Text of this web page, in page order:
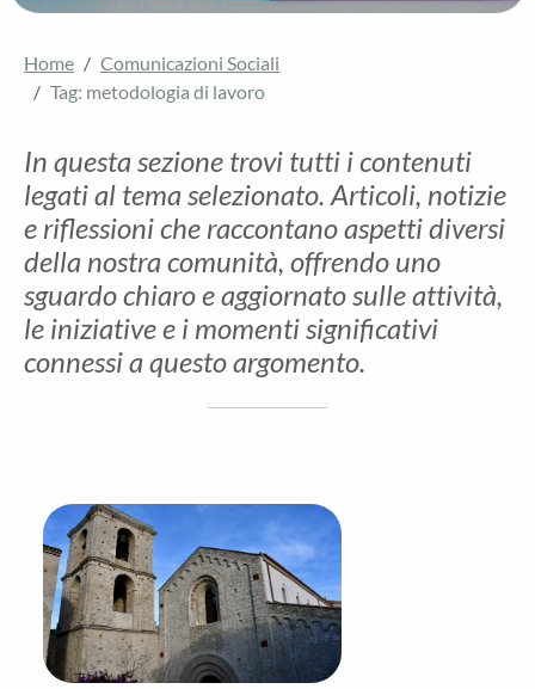
Home
Comunicazioni Sociali
Tag: metodologia di lavoro
In questa sezione trovi tutti i contenuti
legati al tema selezionato. Articoli, notizie
e riflessioni che raccontano aspetti diversi
della nostra comunità, offrendo uno
sguardo chiaro e aggiornato sulle attività,
le iniziative e i momenti significativi
connessi a questo argomento.